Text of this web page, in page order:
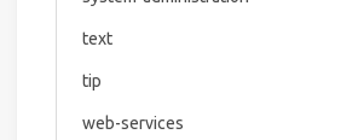
text
tip
web-services